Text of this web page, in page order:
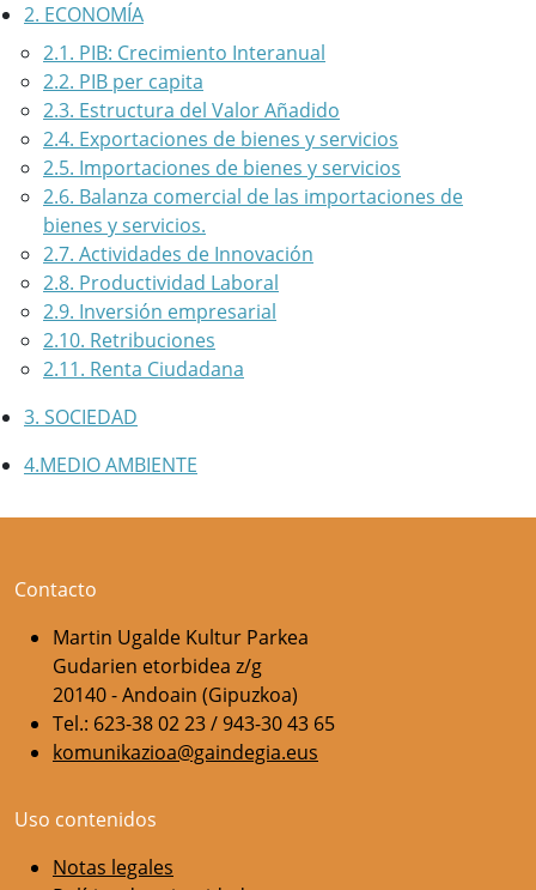
2. ECONOMÍA
2.1. PIB: Crecimiento Interanual
2.2. PIB per capita
2.3. Estructura del Valor Añadido
2.4. Exportaciones de bienes y servicios
2.5. Importaciones de bienes y servicios
2.6. Balanza comercial de las importaciones de
bienes y servicios.
2.7. Actividades de Innovación
2.8. Productividad Laboral
2.9. Inversión empresarial
2.10. Retribuciones
2.11. Renta Ciudadana
3. SOCIEDAD
4.MEDIO AMBIENTE
Contacto
Martin Ugalde Kultur Parkea
Gudarien etorbidea z/g
20140 - Andoain (Gipuzkoa)
Tel.: 623-38 02 23 / 943-30 43 65
komunikazioa@gaindegia.eus
Uso contenidos
Notas legales